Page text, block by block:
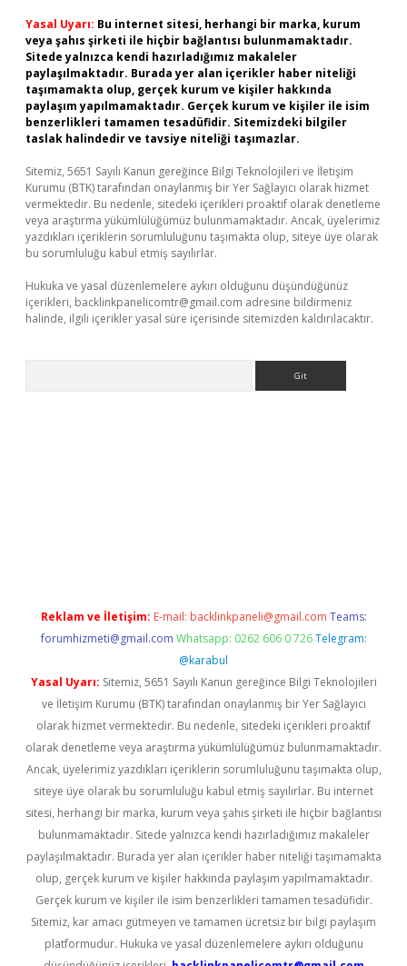
Yasal Uyarı: Bu internet sitesi, herhangi bir marka, kurum
veya şahıs şirketi ile hiçbir bağlantısı bulunmamaktadır.
Sitede yalnızca kendi hazırladığımız makaleler
paylaşılmaktadır. Burada yer alan içerikler haber niteliği
taşımamakta olup, gerçek kurum ve kişiler hakkında
paylaşım yapılmamaktadır. Gerçek kurum ve kişiler ile isim
benzerlikleri tamamen tesadüfidir. Sitemizdeki bilgiler
taslak halindedir ve tavsiye niteliği taşımazlar.
Sitemiz, 5651 Sayılı Kanun gereğince Bilgi Teknolojileri ve İletişim
Kurumu (BTK) tarafından onaylanmış bir Yer Sağlayıcı olarak hizmet
vermektedir. Bu nedenle, sitedeki içerikleri proaktif olarak denetleme
veya araştırma yükümlülüğümüz bulunmamaktadır. Ancak, üyelerimiz
yazdıkları içeriklerin sorumluluğunu taşımakta olup, siteye üye olarak
bu sorumluluğu kabul etmiş sayılırlar.
Hukuka ve yasal düzenlemelere aykırı olduğunu düşündüğünüz
içerikleri, backlinkpanelicomtr@gmail.com adresine bildirmeniz
halinde, ilgili içerikler yasal süre içerisinde sitemizden kaldırılacaktır.
Reklam ve İletişim: E-mail: backlinkpaneli@gmail.com Teams:
forumhizmeti@gmail.com Whatsapp: 0262 606 0 726 Telegram:
@karabul
Yasal Uyarı: Sitemiz, 5651 Sayılı Kanun gereğince Bilgi Teknolojileri
ve İletişim Kurumu (BTK) tarafından onaylanmış bir Yer Sağlayıcı
olarak hizmet vermektedir. Bu nedenle, sitedeki içerikleri proaktif
olarak denetleme veya araştırma yükümlülüğümüz bulunmamaktadır.
Ancak, üyelerimiz yazdıkları içeriklerin sorumluluğunu taşımakta olup,
siteye üye olarak bu sorumluluğu kabul etmiş sayılırlar. Bu internet
sitesi, herhangi bir marka, kurum veya şahıs şirketi ile hiçbir bağlantısı
bulunmamaktadır. Sitede yalnızca kendi hazırladığımız makaleler
paylaşılmaktadır. Burada yer alan içerikler haber niteliği taşımamakta
olup, gerçek kurum ve kişiler hakkında paylaşım yapılmamaktadır.
Gerçek kurum ve kişiler ile isim benzerlikleri tamamen tesadüfidir.
Sitemiz, kar amacı gütmeyen ve tamamen ücretsiz bir bilgi paylaşım
platformudur. Hukuka ve yasal düzenlemelere aykırı olduğunu